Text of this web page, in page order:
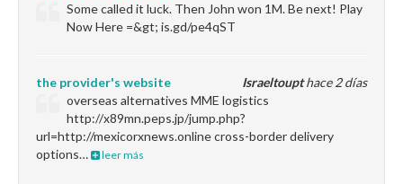
Some called it luck. Then John won 1M. Be next! Play
Now Here =&gt; is.gd/pe4qST
Israeltoupthace 2 días
the provider's website
overseas alternatives MME logistics
http://x89mn.peps.jp/jump.php?
url=http://mexicorxnews.online cross-border delivery
options…
leer más